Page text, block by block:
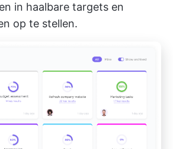
in haalbare targets en
op te stellen.